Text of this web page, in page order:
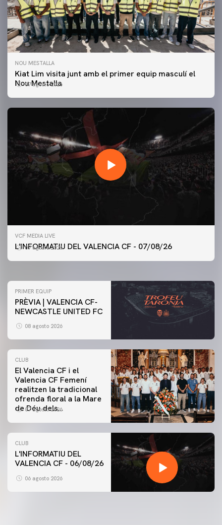
NOU MESTALLA
Kiat Lim visita junt amb el primer equip masculí el
Nou Mestalla
07 agosto 2026
VCF MEDIA LIVE
L'INFORMATIU DEL VALENCIA CF - 07/08/26
07 agosto 2026
PRIMER EQUIP
ENTRENAMENT DEL VALENCIA CF 7/8/2026
PRIMER EQUIP
PRÈVIA | VALENCIA CF-
NEWCASTLE UNITED FC
08 agosto 2026
CLUB
El Valencia CF i el
Valencia CF Femení
realitzen la tradicional
ofrenda floral a la Mare
de Déu dels
07 agosto 2026
CLUB
L'INFORMATIU DEL
VALENCIA CF - 06/08/26
06 agosto 2026